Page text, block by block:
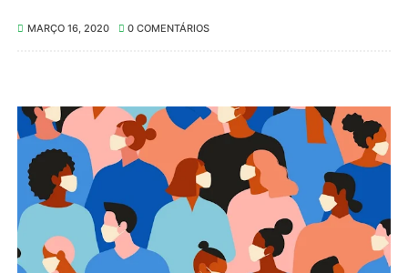
MARÇO 16, 2020 0 COMENTÁRIOS